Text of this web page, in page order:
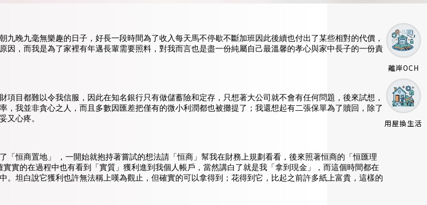
晚九毫無樂趣的日子，好長一段時間為了收入每天馬不停歇不斷加班因此後續也付出了某些相對的代價，
因，而我是為了家裡有年邁長輩需要照料，對我而言也是盡一份純屬自己最溫馨的孝心與家中長子的一份責
項目都難以令我信服，因此在知名銀行只有做儲蓄險和定存，只想著大公司就不會有任何問題，後來試想，
，我並非貪心之人，而且多數因匯差把僅有的微小利潤都也被攤提了；我還想起有二張保單為了贖回，除了
又心疼。
「恒商置地」 ，一開始就抱持著嘗試的想法請「恒商」幫我在財務上規劃看看，後來照著恒商的「恒匯理
實的在過程中也有看到「實質」獲利進到我個人帳戶，當然講白了就是我「拿到現金」，而這個時間都在
。坦白說它獲利也許無法稱上嘆為觀止，但確實的可以拿得到；花得到它，比起之前許多紙上富貴，這樣的
離岸OCH
用屋換生活